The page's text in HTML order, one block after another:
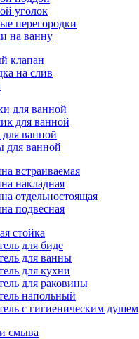
уголок
перегородки
на ванну
клапан
на слив
для ванной
для ванной
ванной
ванной
встраиваемая
накладная
отдельностоящая
подвесная
стойка
для биде
для ванны
для кухни
для раковины
напольный
с гигиеническим душем
смыва